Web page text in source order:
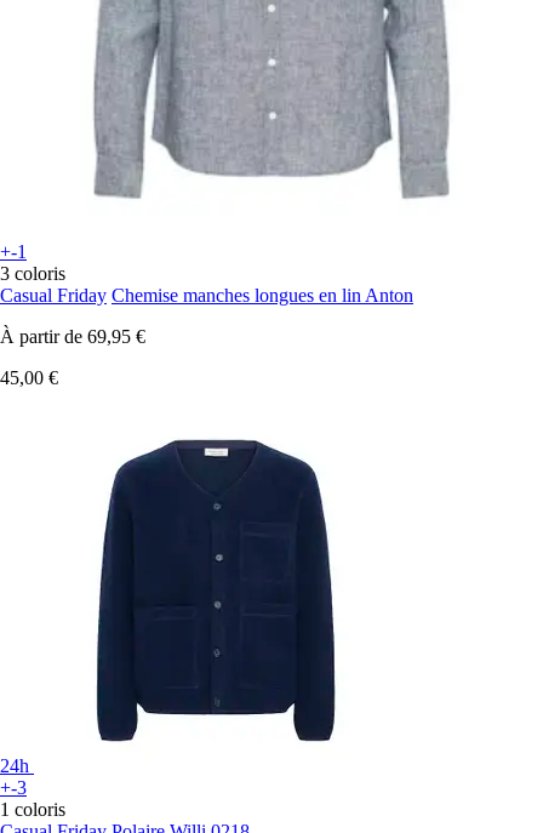
+-1
3 coloris
Casual Friday Chemise manches longues en lin Anton
À partir de 69,95 €
45,00 €
24h
+-3
1 coloris